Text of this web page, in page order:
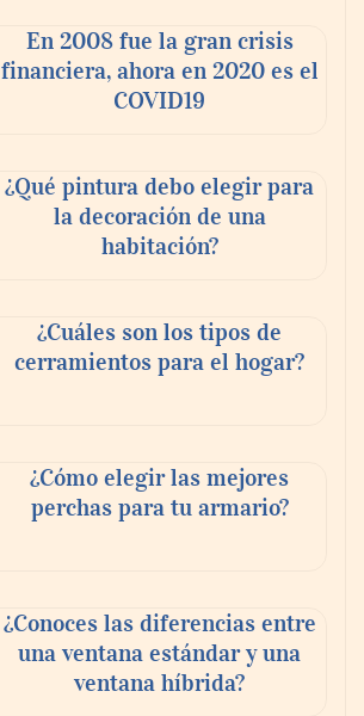
En 2008 fue la gran crisis
financiera, ahora en 2020 es el
COVID19
¿Qué pintura debo elegir para
la decoración de una
habitación?
¿Cuáles son los tipos de
cerramientos para el hogar?
¿Cómo elegir las mejores
perchas para tu armario?
¿Conoces las diferencias entre
una ventana estándar y una
ventana híbrida?